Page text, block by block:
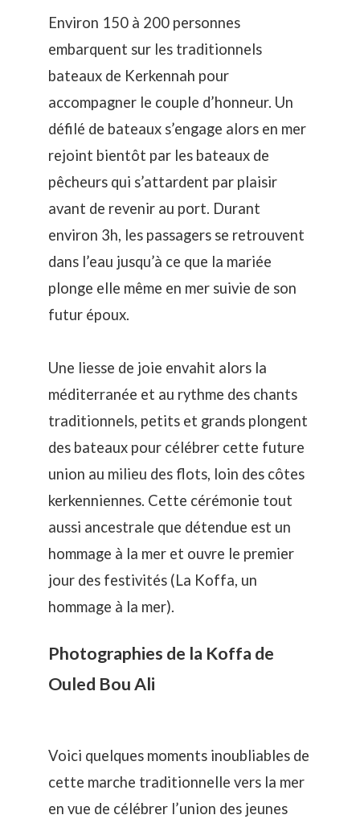
Environ 150 à 200 personnes
embarquent sur les traditionnels
bateaux de Kerkennah pour
accompagner le couple d’honneur. Un
défilé de bateaux s’engage alors en mer
rejoint bientôt par les bateaux de
pêcheurs qui s’attardent par plaisir
avant de revenir au port. Durant
environ 3h, les passagers se retrouvent
dans l’eau jusqu’à ce que la mariée
plonge elle même en mer suivie de son
futur époux.
Une liesse de joie envahit alors la
méditerranée et au rythme des chants
traditionnels, petits et grands plongent
des bateaux pour célébrer cette future
union au milieu des flots, loin des côtes
kerkenniennes. Cette cérémonie tout
aussi ancestrale que détendue est un
hommage à la mer et ouvre le premier
jour des festivités (La Koffa, un
hommage à la mer).
Photographies de la Koffa de
Ouled Bou Ali
Voici quelques moments inoubliables de
cette marche traditionnelle vers la mer
en vue de célébrer l’union des jeunes